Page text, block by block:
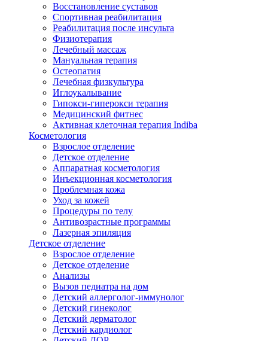
Восстановление суставов
Спортивная реабилитация
Реабилитация после инсульта
Физиотерапия
Лечебный массаж
Мануальная терапия
Остеопатия
Лечебная физкультура
Иглоукалывание
Гипокси-гиперокси терапия
Медицинский фитнес
Активная клеточная терапия Indiba
Косметология
Взрослое отделение
Детское отделение
Аппаратная косметология
Инъекционная косметология
Проблемная кожа
Уход за кожей
Процедуры по телу
Антивозрастные программы
Лазерная эпиляция
Детское отделение
Взрослое отделение
Детское отделение
Анализы
Вызов педиатра на дом
Детский аллерголог-иммунолог
Детский гинеколог
Детский дерматолог
Детский кардиолог